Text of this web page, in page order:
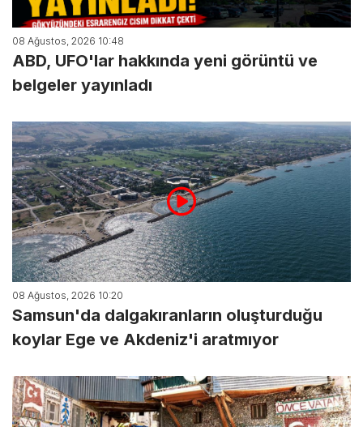
08 Ağustos, 2026 10:48
ABD, UFO'lar hakkında yeni görüntü ve
belgeler yayınladı
08 Ağustos, 2026 10:20
Samsun'da dalgakıranların oluşturduğu
koylar Ege ve Akdeniz'i aratmıyor